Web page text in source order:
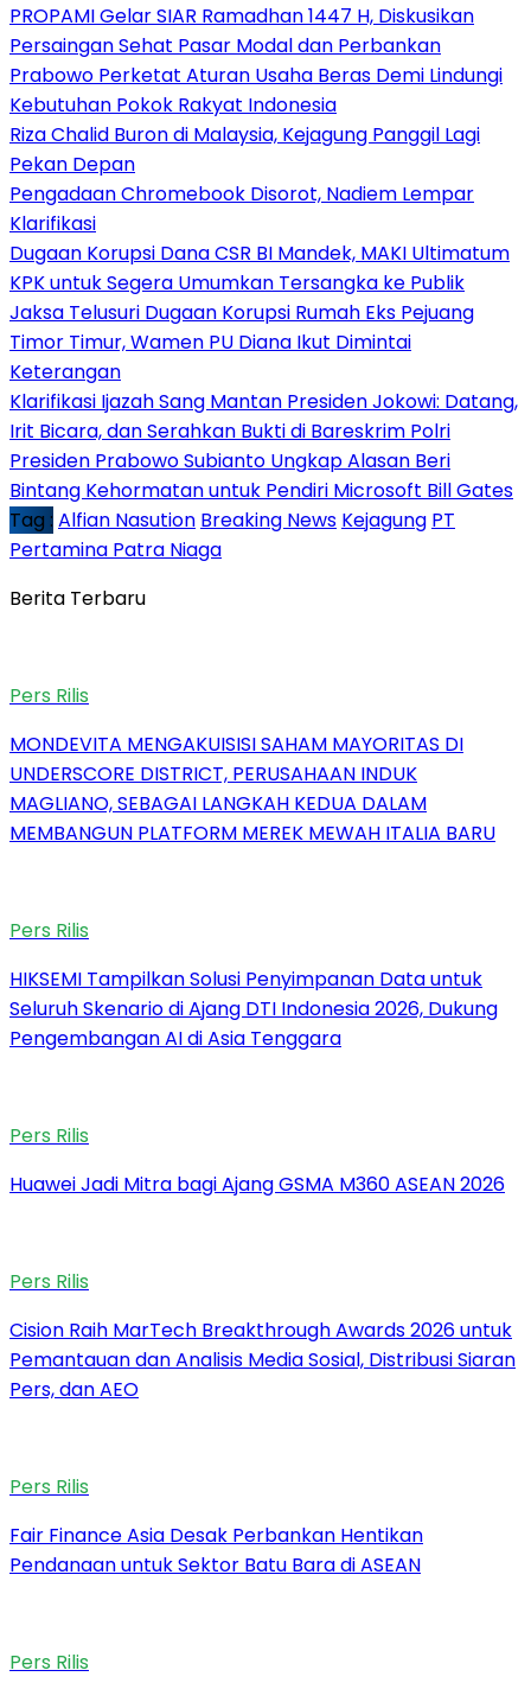
PROPAMI Gelar SIAR Ramadhan 1447 H, Diskusikan
Persaingan Sehat Pasar Modal dan Perbankan
Prabowo Perketat Aturan Usaha Beras Demi Lindungi
Kebutuhan Pokok Rakyat Indonesia
Riza Chalid Buron di Malaysia, Kejagung Panggil Lagi
Pekan Depan
Pengadaan Chromebook Disorot, Nadiem Lempar
Klarifikasi
Dugaan Korupsi Dana CSR BI Mandek, MAKI Ultimatum
KPK untuk Segera Umumkan Tersangka ke Publik
Jaksa Telusuri Dugaan Korupsi Rumah Eks Pejuang
Timor Timur, Wamen PU Diana Ikut Dimintai
Keterangan
Klarifikasi Ijazah Sang Mantan Presiden Jokowi: Datang,
Irit Bicara, dan Serahkan Bukti di Bareskrim Polri
Presiden Prabowo Subianto Ungkap Alasan Beri
Bintang Kehormatan untuk Pendiri Microsoft Bill Gates
Tag : Alfian Nasution Breaking News Kejagung PT
Pertamina Patra Niaga
Berita Terbaru
Pers Rilis
MONDEVITA MENGAKUISISI SAHAM MAYORITAS DI
UNDERSCORE DISTRICT, PERUSAHAAN INDUK
MAGLIANO, SEBAGAI LANGKAH KEDUA DALAM
MEMBANGUN PLATFORM MEREK MEWAH ITALIA BARU
Pers Rilis
HIKSEMI Tampilkan Solusi Penyimpanan Data untuk
Seluruh Skenario di Ajang DTI Indonesia 2026, Dukung
Pengembangan AI di Asia Tenggara
Pers Rilis
Huawei Jadi Mitra bagi Ajang GSMA M360 ASEAN 2026
Pers Rilis
Cision Raih MarTech Breakthrough Awards 2026 untuk
Pemantauan dan Analisis Media Sosial, Distribusi Siaran
Pers, dan AEO
Pers Rilis
Fair Finance Asia Desak Perbankan Hentikan
Pendanaan untuk Sektor Batu Bara di ASEAN
Pers Rilis